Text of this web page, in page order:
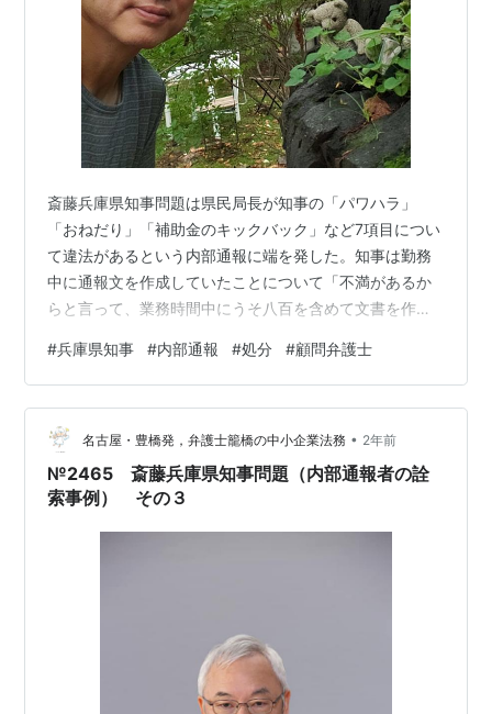
斎藤兵庫県知事問題は県民局長が知事の「パワハラ」
「おねだり」「補助金のキックバック」など7項目につい
て違法があるという内部通報に端を発した。知事は勤務
中に通報文を作成していたことについて「不満があるか
らと言って、業務時間中にうそ八百を含めて文書を作っ
る。勤務中に通報文を作成したことについて職務専念義
務違反を指摘した。 報道や資料の範囲では悪意があるか
どうかともかく、正当な内部通報だし、公益通報にも該
当するように思う。今回は、内部通報文を勤務中、職場
のパソコンで作成した行為は違法行為となるかというテ
ーマをとりあげたい。 京都地裁令和5年4月27日判…
#兵庫県知事 #内部通報 #処分 #顧問弁護士
名古屋・豊橋発，弁護士籠橋の中小企業法務 • 2年前
№2465 斎藤兵庫県知事問題（内部通報者の詮
索事例） その３